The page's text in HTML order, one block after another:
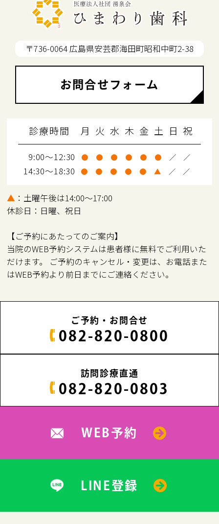
〒736-0064 広島県安芸郡海田町昭和中町2-38
お問合せフォーム
診療時間 月 火 水 木 金 土 日 祝
9:00～12:30 ● ● ● ● ● ● ／ ／
14:30～18:30 ● ● ● ● ● ▲ ／ ／
▲ ：土曜午後は14:00～17:00
休診日：日曜、祝日
【ご予約にあたってのご案内】
当院のWEB予約システムは患者様に無料でご利用いた
だけます。 ご予約のキャンセル・変更は、お電話また
はWEB予約より前日までにご連絡ください。
ご予約・お問合せ
082-820-0800
訪問診療直通
082-820-0803
WEB予約
LINE登録